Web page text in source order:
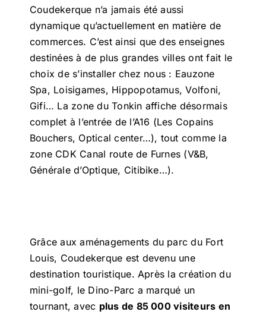
Coudekerque n’a jamais été aussi
dynamique qu’actuellement en matière de
commerces. C’est ainsi que des enseignes
destinées à de plus grandes villes ont fait le
choix de s’installer chez nous : Eauzone
Spa, Loisigames, Hippopotamus, Volfoni,
Gifi… La zone du Tonkin affiche désormais
complet à l’entrée de l’A16 (Les Copains
Bouchers, Optical center…), tout comme la
zone CDK Canal route de Furnes (V&B,
Générale d’Optique, Citibike…).
Grâce aux aménagements du parc du Fort
Louis, Coudekerque est devenu une
destination touristique. Après la création du
mini-golf, le Dino-Parc a marqué un
tournant, avec plus de 85 000 visiteurs en